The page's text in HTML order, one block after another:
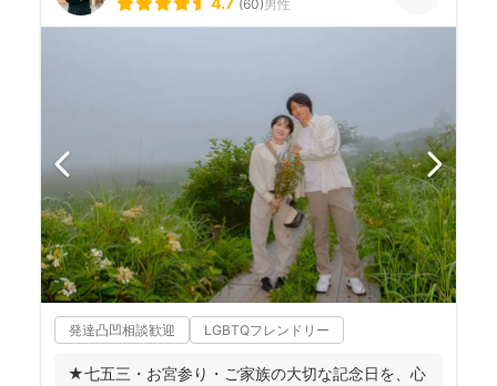
(60)男性
発達凸凹相談歓迎 LGBTQフレンドリー
★七五三・お宮参り・ご家族の大切な記念日を、心